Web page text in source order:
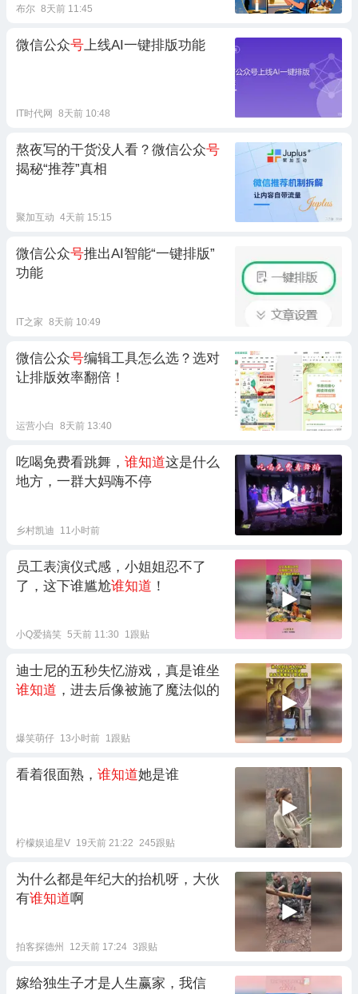
布尔 8天前 11:45
微信公众号上线AI一键排版功能
IT时代网 8天前 10:48
熬夜写的干货没人看？微信公众号
揭秘“推荐”真相
聚加互动 4天前 15:15
微信公众号推出AI智能“一键排版”
功能
IT之家 8天前 10:49
微信公众号编辑工具怎么选？选对
让排版效率翻倍！
运营小白 8天前 13:40
吃喝免费看跳舞， 谁知道这是什么
地方，一群大妈嗨不停
乡村凯迪 11小时前
员工表演仪式感，小姐姐忍不了
了，这下谁尴尬谁知道 ！
小Q爱搞笑 5天前 11:30 1跟贴
迪士尼的五秒失忆游戏，真是谁坐
谁知道 ，进去后像被施了魔法似的
爆笑萌仔 13小时前 1跟贴
看着很面熟， 谁知道她是谁
柠檬娱追星V 19天前 21:22 245跟贴
为什么都是年纪大的抬机呀，大伙
有谁知道啊
拍客探德州 12天前 17:24 3跟贴
嫁给独生子才是人生赢家，我信